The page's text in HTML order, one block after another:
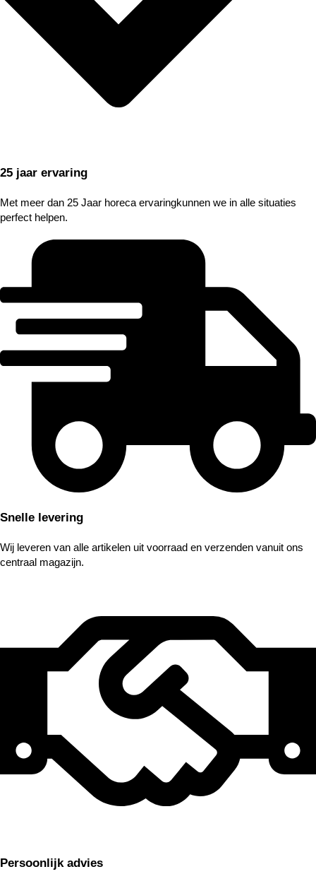
25 jaar ervaring
Met meer dan 25 Jaar horeca ervaringkunnen we in alle situaties
perfect helpen.
Snelle levering
Wij leveren van alle artikelen uit voorraad en verzenden vanuit ons
centraal magazijn.
Persoonlijk advies